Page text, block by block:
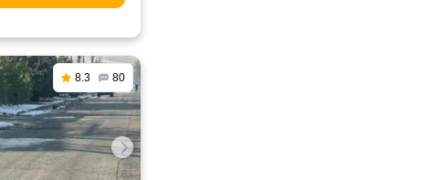
8.3 80